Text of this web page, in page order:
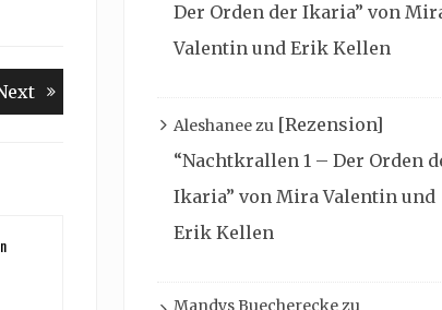
Next
Der Orden der Ikaria” von
Valentin und Erik Kellen
Aleshaneezu [Rezension]
“Nachtkrallen 1 – Der Orden
Ikaria” von Mira Valentin und
Erik Kellen
Mandys Buechereckezu